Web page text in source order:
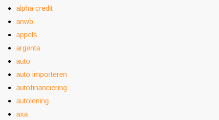
alpha credit
anwb
appels
argenta
auto
auto importeren
autofinanciering
autolening
axa